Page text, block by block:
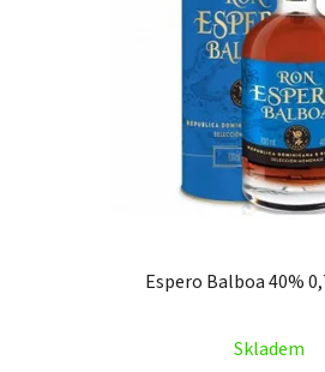
Espero Balboa 40%
Skladem